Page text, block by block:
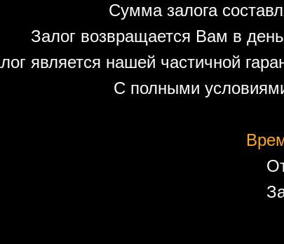
Сумма залога
Залог возвращается Вам в
является нашей частичной
С полными